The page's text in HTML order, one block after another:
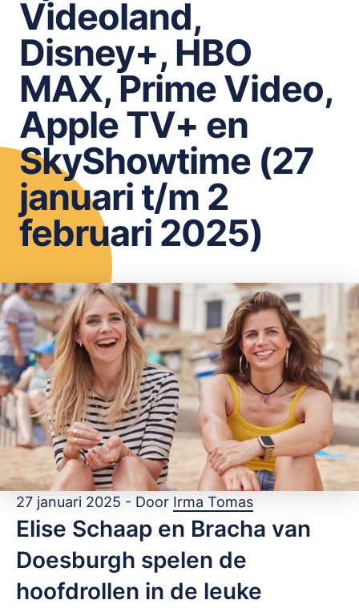
OPSLAAN
Videoland,
Disney+, HBO
MAX, Prime Video,
Apple TV+ en
SkyShowtime (27
januari t/m 2
februari 2025)
27 januari 2025 - Door Irma Tomas
Elise Schaap en Bracha van
Doesburgh spelen de
hoofdrollen in de leuke